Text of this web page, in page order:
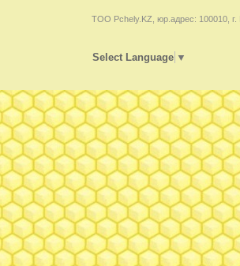
ТОО Pchely.KZ, юр.адрес: 100010, г.
Select Language ▼